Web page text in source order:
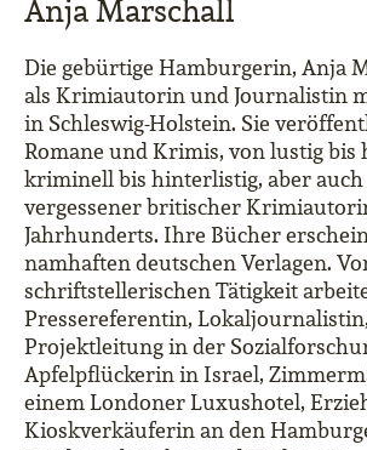
Anja Marschall
Die gebürtige Hamburgerin, Anja
als Krimiautorin und Journalistin
in Schleswig-Holstein. Sie
Romane und Krimis, von lustig bis
kriminell bis hinterlistig, aber auch
vergessener britischer
Jahrhunderts. Ihre Bücher
namhaften deutschen Verlagen.
schriftstellerischen Tätigkeit
Pressereferentin,
Projektleitung in der
Apfelpflückerin in Israel,
einem Londoner Luxushotel,
Kioskverkäuferin an den